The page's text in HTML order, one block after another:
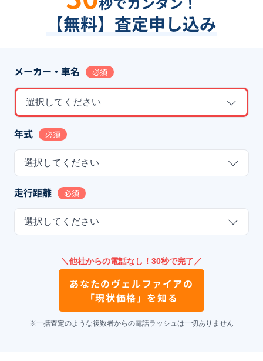
【無料】査定申し込み
メーカー・車名 必須
選択してください
年式 必須
選択してください
走行距離 必須
選択してください
＼他社からの電話なし！30秒で完了／
あなたのヴェルファイアの
「現状価格」を知る
※一括査定のような複数者からの電話ラッシュは一切ありません